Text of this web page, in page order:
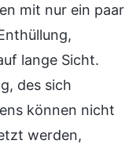
mit nur ein paar
lange Sicht.
des sich
können nicht
werden,